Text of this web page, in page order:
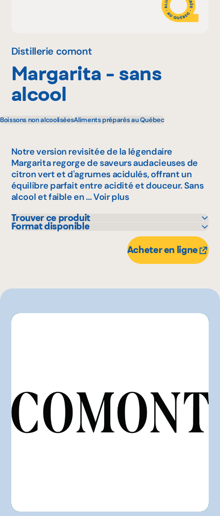
Distillerie comont
Margarita - sans
alcool
Boissons non alcooliséesAliments préparés au Québec
Notre version revisitée de la légendaire
Margarita regorge de saveurs audacieuses de
citron vert et d'agrumes acidulés, offrant un
équilibre parfait entre acidité et douceur. Sans
alcool et faible en ...Voir plus
Trouver ce produit
IGA
Format disponible
Acheter en ligne